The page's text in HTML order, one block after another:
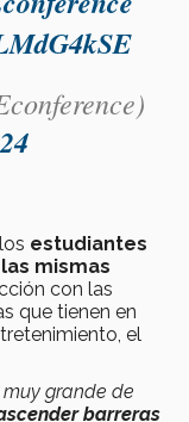
estudiantes
mismas
con las
que tienen en
el
grande de
barreras